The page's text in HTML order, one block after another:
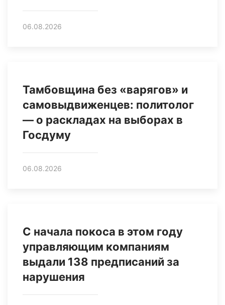
06.08.2026
Тамбовщина без «варягов» и
самовыдвиженцев: политолог
— о раскладах на выборах в
Госдуму
06.08.2026
С начала покоса в этом году
управляющим компаниям
выдали 138 предписаний за
нарушения